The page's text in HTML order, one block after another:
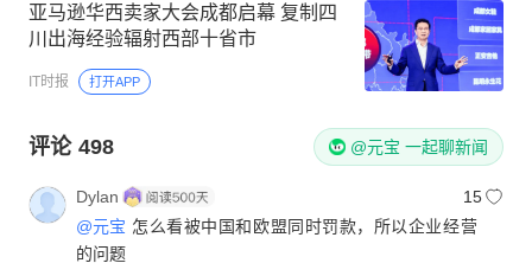
亚马逊华西卖家大会成都启幕 复制四
川出海经验辐射西部十省市
IT时报 打开APP
评论 498 @元宝 一起聊新闻
Dylan
15
@元宝 怎么看被中国和欧盟同时罚款，所以企业经营
的问题